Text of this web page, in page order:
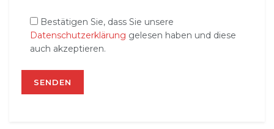
Bestätigen Sie, dass Sie unsere
Datenschutzerklärung gelesen haben und diese
auch akzeptieren.